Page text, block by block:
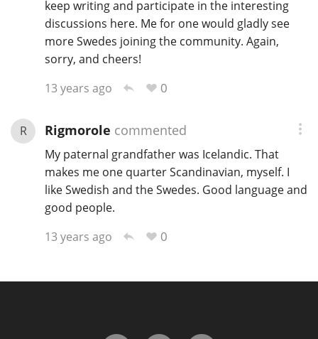
keep writing and participate in the interesting
discussions here. Me for one would gladly see
more Swedes joining the community. Again,
sorry, and cheers!
13 years ago
0
R Rigmorole commented
My paternal grandfather was Icelandic. That
makes me one quarter Scandinavian, myself. I
like Swedish and the Swedes. Good language and
good people.
13 years ago
0